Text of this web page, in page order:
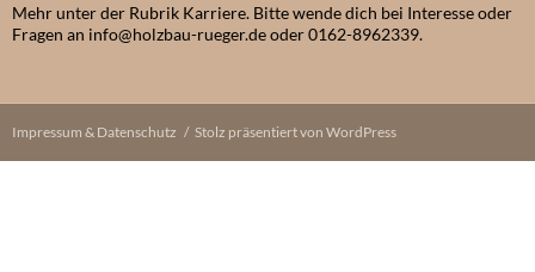
Mehr unter der Rubrik Karriere. Bitte wende dich bei Interesse oder
Fragen an info@holzbau-rueger.de oder 0162-8962339.
Impressum & Datenschutz Stolz präsentiert von WordPress